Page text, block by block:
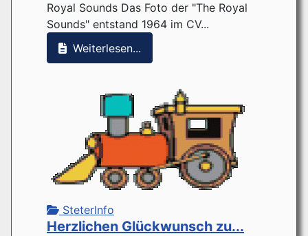
Royal Sounds Das Foto der "The Royal
Sounds" entstand 1964 im CV...
Weiterlesen...
SteterInfo
Herzlichen Glückwunsch zu...